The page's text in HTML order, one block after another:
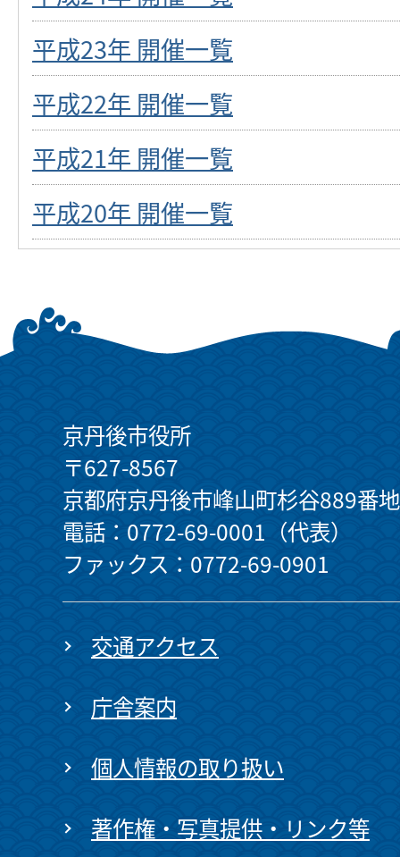
平成23年 開催一覧
平成22年 開催一覧
平成21年 開催一覧
平成20年 開催一覧
京丹後市役所
〒627-8567
京都府京丹後市峰山町杉谷889番地
電話：0772-69-0001（代表）
ファックス：0772-69-0901
交通アクセス
庁舎案内
個人情報の取り扱い
著作権・写真提供・リンク等